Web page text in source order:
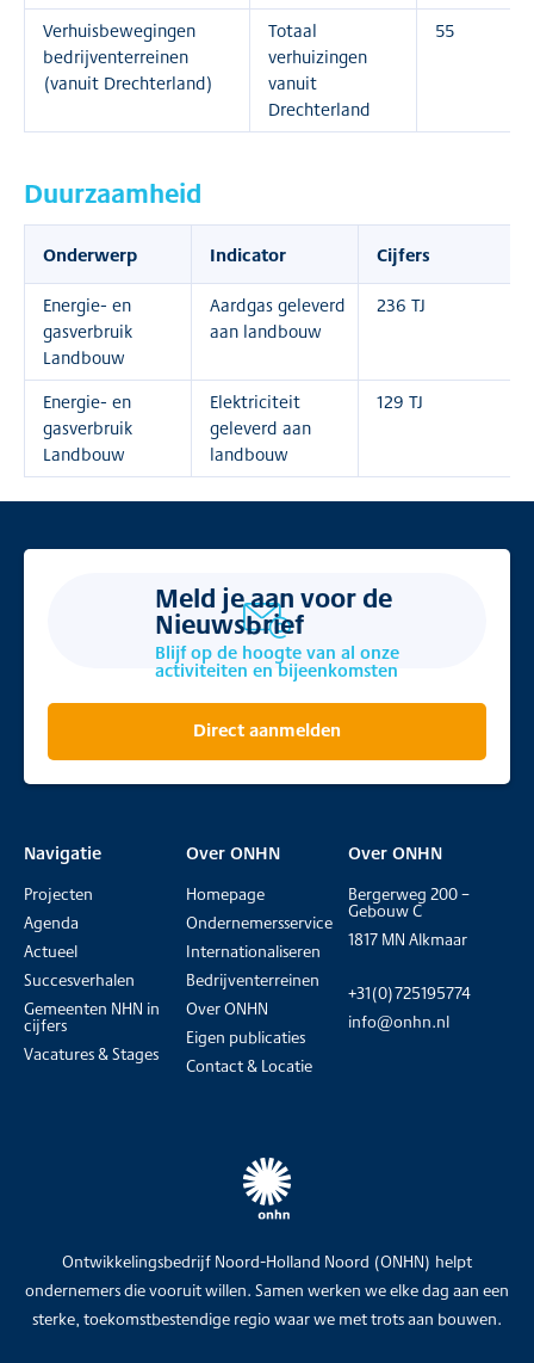
Verhuisbewegingen
bedrijventerreinen
(vanuit Drechterland)
Totaal
verhuizingen
vanuit
Drechterland
55
Duurzaamheid
Onderwerp Indicator Cijfers
Energie- en
gasverbruik
Landbouw
Aardgas geleverd
aan landbouw
236 TJ
Energie- en
gasverbruik
Landbouw
Elektriciteit
geleverd aan
landbouw
129 TJ
Meld je aan voor de
Nieuwsbrief
Blijf op de hoogte van al onze
activiteiten en bijeenkomsten
Direct aanmelden
Ontwikkelingsbedrijf Noord-Holland Noord (ONHN) helpt
ondernemers die vooruit willen. Samen werken we elke dag aan een
sterke, toekomstbestendige regio waar we met trots aan bouwen.
Navigatie
Projecten
Agenda
Actueel
Succesverhalen
Gemeenten NHN in
cijfers
Vacatures & Stages
Over ONHN
Homepage
Ondernemersservice
Internationaliseren
Bedrijventerreinen
Over ONHN
Eigen publicaties
Contact & Locatie
Over ONHN
Bergerweg 200 –
Gebouw C
1817 MN Alkmaar
+31(0)725195774
info@onhn.nl